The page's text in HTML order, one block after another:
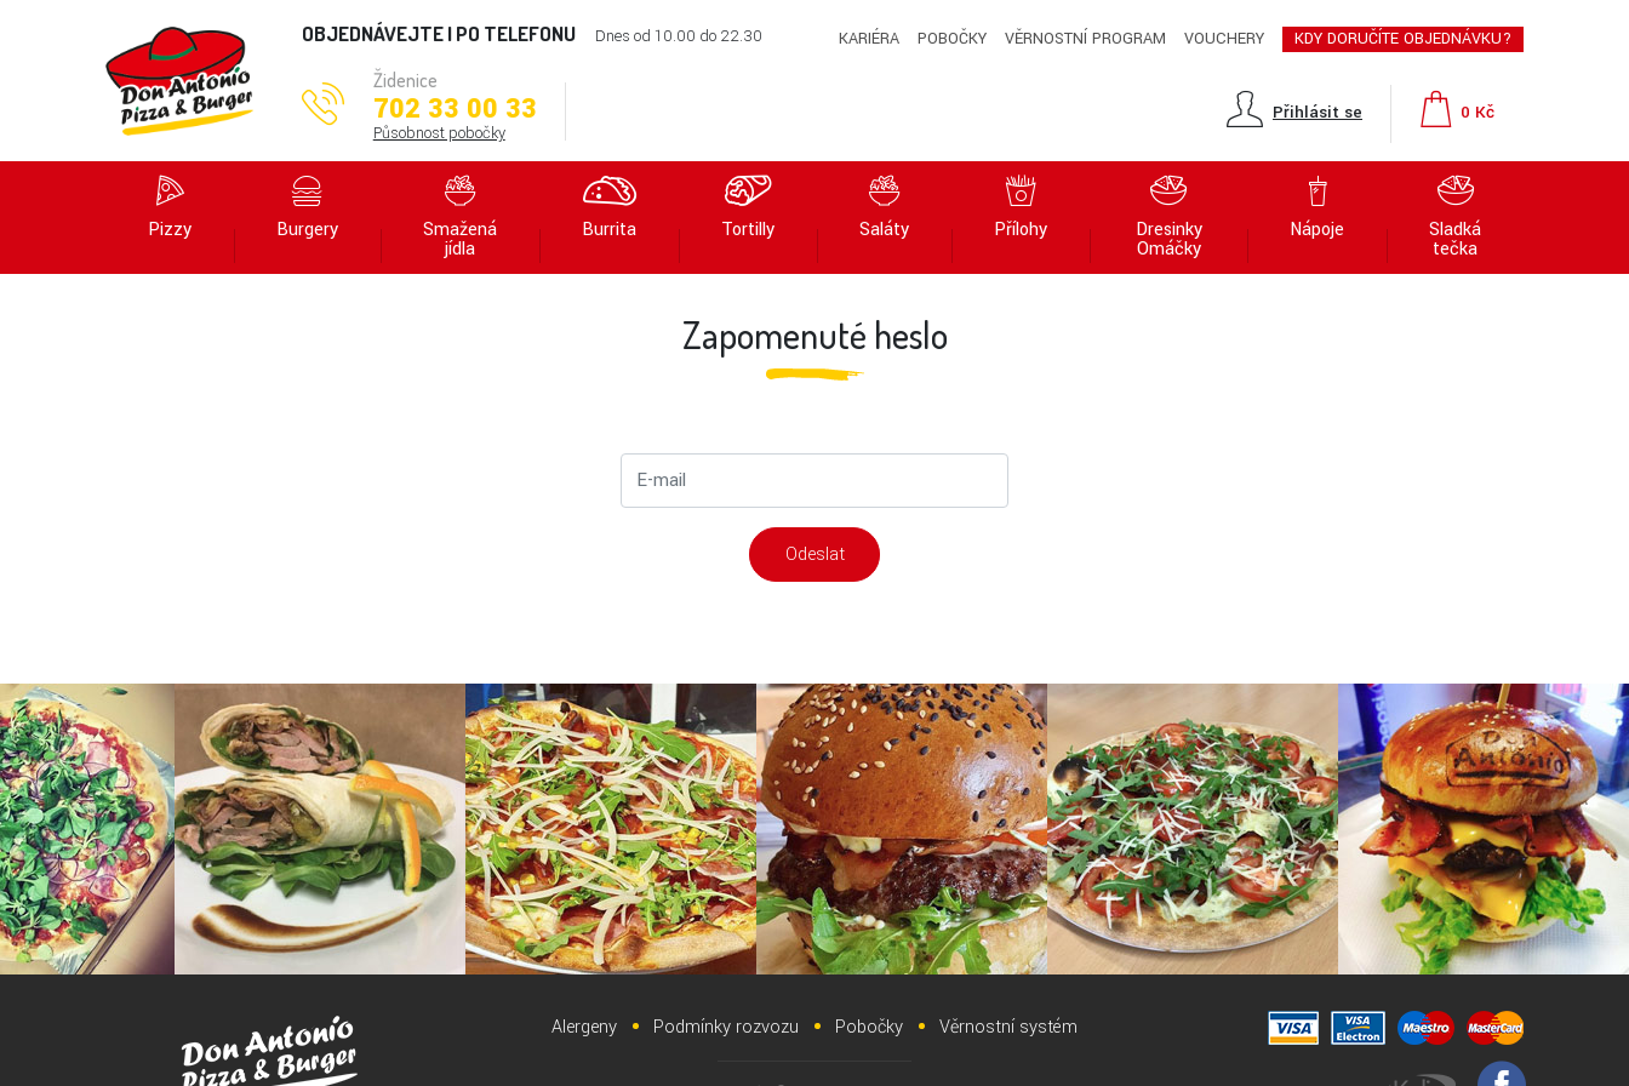
OBJEDNÁVEJTE I PO TELEFONU Dnes od 10.00 do 22.30
Židenice
702 33 00 33
Působnost pobočky
KARIÉRA POBOČKY VĚRNOSTNÍ PROGRAM VOUCHERY KDY DORUČÍTE OBJEDNÁVKU?
Přihlásit se 0 Kč
Pizzy Burgery Smažená
jídla
Burrita Tortilly Saláty Přílohy Dresinky
Omáčky
Nápoje Sladká
tečka
Zapomenuté heslo
Alergeny Podmínky rozvozu Pobočky Věrnostní systém